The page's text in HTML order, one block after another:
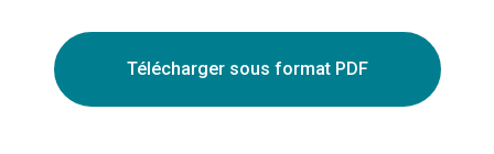
Télécharger sous format PDF